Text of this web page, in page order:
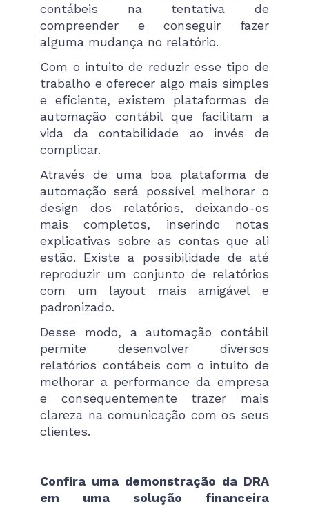
contábeis na tentativa de
compreender e conseguir fazer
alguma mudança no relatório.
Com o intuito de reduzir esse tipo de
trabalho e oferecer algo mais simples
e eficiente, existem plataformas de
automação contábil que facilitam a
vida da contabilidade ao invés de
complicar.
Através de uma boa plataforma de
automação será possível melhorar o
design dos relatórios, deixando-os
mais completos, inserindo notas
explicativas sobre as contas que ali
estão. Existe a possibilidade de até
reproduzir um conjunto de relatórios
com um layout mais amigável e
padronizado.
Desse modo, a automação contábil
permite desenvolver diversos
relatórios contábeis com o intuito de
melhorar a performance da empresa
e consequentemente trazer mais
clareza na comunicação com os seus
clientes.
Confira uma demonstração da DRA
em uma solução financeira